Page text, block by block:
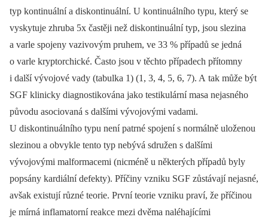
typ kontinuální a diskontinuální. U kontinuálního typu, který se
vyskytuje zhruba 5x častěji než diskontinuální typ, jsou slezina
a varle spojeny vazivovým pruhem, ve 33 % případů se jedná
o varle kryptorchické. Často jsou v těchto případech přítomny
i další vývojové vady (tabulka 1) (1, 3, 4, 5, 6, 7). A tak může být
SGF klinicky diagnostikována jako testikulární masa nejasného
původu asociovaná s dalšími vývojovými vadami.
U diskontinuálního typu není patrné spojení s normálně uloženou
slezinou a obvykle tento typ nebývá sdružen s dalšími
vývojovými malformacemi (nicméně u některých případů byly
popsány kardiální defekty). Příčiny vzniku SGF zůstávají nejasné,
avšak existují různé teorie. První teorie vzniku praví, že příčinou
je mírná inflamatorní reakce mezi dvěma naléhajícími